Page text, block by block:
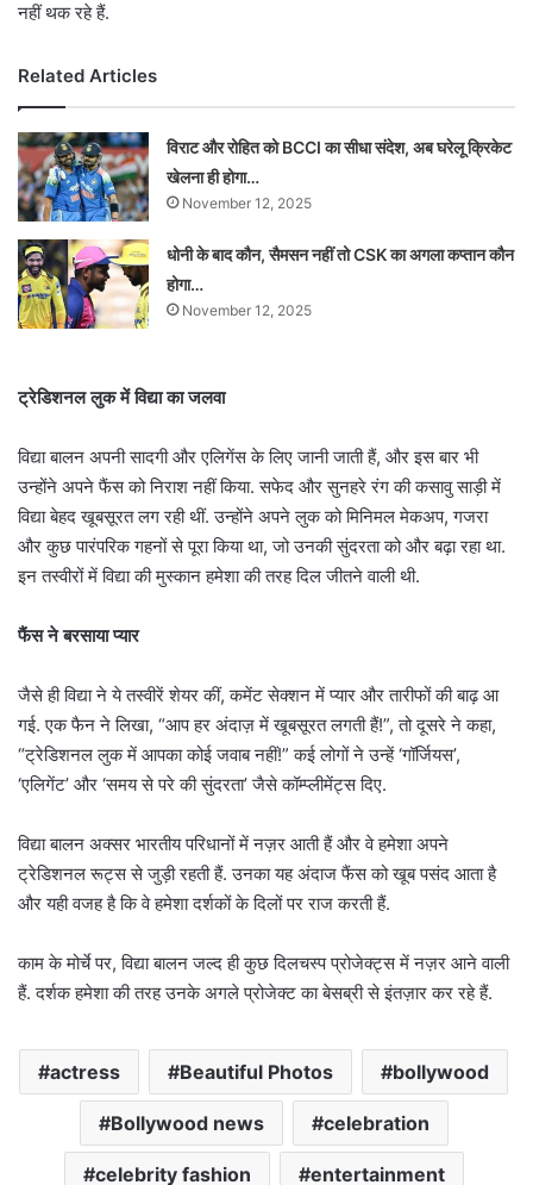
नहीं थक रहे हैं.
Related Articles
विराट और रोहित को BCCI का सीधा संदेश, अब घरेलू क्रिकेट
खेलना ही होगा…
November 12, 2025
धोनी के बाद कौन, सैमसन नहीं तो CSK का अगला कप्तान कौन
होगा…
November 12, 2025
ट्रेडिशनल लुक में विद्या का जलवा
विद्या बालन अपनी सादगी और एलिगेंस के लिए जानी जाती हैं, और इस बार भी
उन्होंने अपने फैंस को निराश नहीं किया. सफेद और सुनहरे रंग की कसावु साड़ी में
विद्या बेहद खूबसूरत लग रही थीं. उन्होंने अपने लुक को मिनिमल मेकअप, गजरा
और कुछ पारंपरिक गहनों से पूरा किया था, जो उनकी सुंदरता को और बढ़ा रहा था.
इन तस्वीरों में विद्या की मुस्कान हमेशा की तरह दिल जीतने वाली थी.
फैंस ने बरसाया प्यार
जैसे ही विद्या ने ये तस्वीरें शेयर कीं, कमेंट सेक्शन में प्यार और तारीफों की बाढ़ आ
गई. एक फैन ने लिखा, “आप हर अंदाज़ में खूबसूरत लगती हैं!”, तो दूसरे ने कहा,
“ट्रेडिशनल लुक में आपका कोई जवाब नहीं!” कई लोगों ने उन्हें ‘गॉर्जियस’,
‘एलिगेंट’ और ‘समय से परे की सुंदरता’ जैसे कॉम्प्लीमेंट्स दिए.
विद्या बालन अक्सर भारतीय परिधानों में नज़र आती हैं और वे हमेशा अपने
ट्रेडिशनल रूट्स से जुड़ी रहती हैं. उनका यह अंदाज फैंस को खूब पसंद आता है
और यही वजह है कि वे हमेशा दर्शकों के दिलों पर राज करती हैं.
काम के मोर्चे पर, विद्या बालन जल्द ही कुछ दिलचस्प प्रोजेक्ट्स में नज़र आने वाली
हैं. दर्शक हमेशा की तरह उनके अगले प्रोजेक्ट का बेसब्री से इंतज़ार कर रहे हैं.
actress Beautiful Photos bollywood
Bollywood news celebration
celebrity fashion entertainment